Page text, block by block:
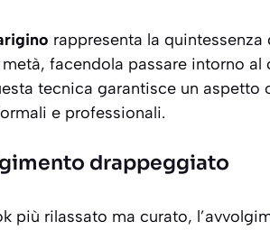
rappresenta la quintessenza
facendola passare intorno
tecnica garantisce un
e professionali.
drappeggiato
più rilassato ma curato,